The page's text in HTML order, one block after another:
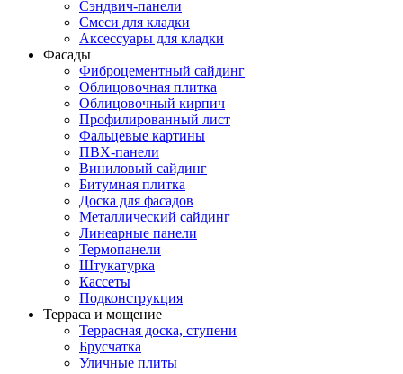
Сэндвич-панели
Смеси для кладки
Аксессуары для кладки
Фасады
Фиброцементный сайдинг
Облицовочная плитка
Облицовочный кирпич
Профилированный лист
Фальцевые картины
ПВХ-панели
Виниловый сайдинг
Битумная плитка
Доска для фасадов
Металлический сайдинг
Линеарные панели
Термопанели
Штукатурка
Кассеты
Подконструкция
Терраса и мощение
Террасная доска, ступени
Брусчатка
Уличные плиты